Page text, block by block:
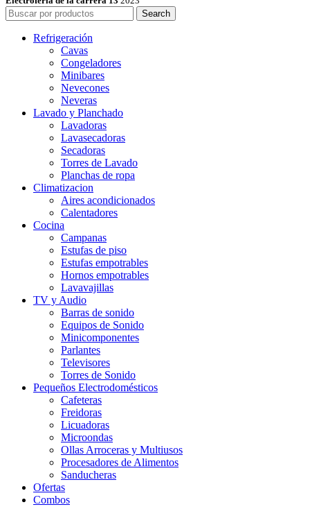
Search
Refrigeración
Cavas
Congeladores
Minibares
Nevecones
Neveras
Lavado y Planchado
Lavadoras
Lavasecadoras
Secadoras
Torres de Lavado
Planchas de ropa
Climatizacion
Aires acondicionados
Calentadores
Cocina
Campanas
Estufas de piso
Estufas empotrables
Hornos empotrables
Lavavajillas
TV y Audio
Barras de sonido
Equipos de Sonido
Minicomponentes
Parlantes
Televisores
Torres de Sonido
Pequeños Electrodomésticos
Cafeteras
Freidoras
Licuadoras
Microondas
Ollas Arroceras y Multiusos
Procesadores de Alimentos
Sanducheras
Ofertas
Combos